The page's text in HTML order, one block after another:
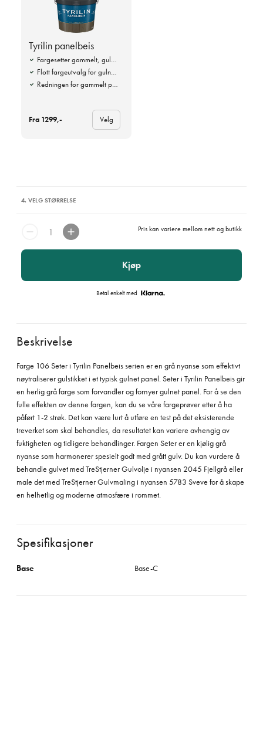
Tyrilin panelbeis
Fargesetter gammelt, gulnet panel
Flott fargeutvalg for gulnet treverk
Redningen for gammelt panel
Fra 1299,- Velg
4. VELG STØRRELSE
Pris kan variere mellom nett og butikk
Kjøp
Betal enkelt med
Beskrivelse
Farge 106 Seter i Tyrilin Panelbeis serien er en grå nyanse som effektivt
nøytraliserer gulstikket i et typisk gulnet panel. Seter i Tyrilin Panelbeis gir
en herlig grå farge som forvandler og fornyer gulnet panel. For å se den
fulle effekten av denne fargen, kan du se våre fargeprøver etter å ha
påført 1-2 strøk. Det kan være lurt å utføre en test på det eksisterende
treverket som skal behandles, da resultatet kan variere avhengig av
fuktigheten og tidligere behandlinger. Fargen Seter er en kjølig grå
nyanse som harmonerer spesielt godt med grått gulv. Du kan vurdere å
behandle gulvet med TreStjerner Gulvolje i nyansen 2045 Fjellgrå eller
male det med TreStjerner Gulvmaling i nyansen 5783 Sveve for å skape
en helhetlig og moderne atmosfære i rommet.
Spesifikasjoner
Base Base-C